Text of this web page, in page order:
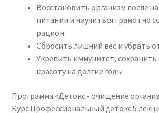
Восстановить организм после
питании и научиться грамотно
рацион
Сбросить лишний вес и убрать
Укрепить иммунитет,
красоту на долгие годы
Программа «Детокс - очищение
Курс Профессиональный детокс 5